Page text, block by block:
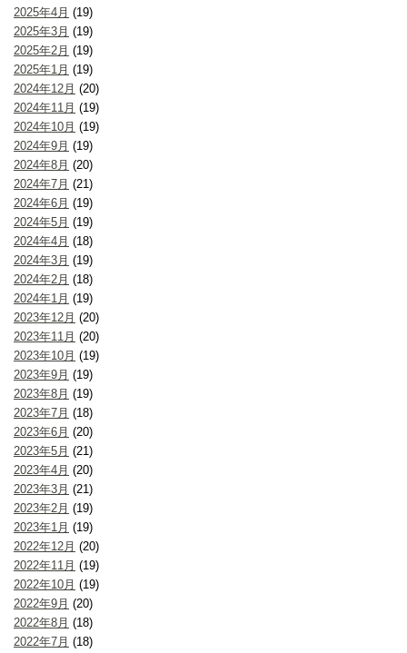
2025年4月 (19)
2025年3月 (19)
2025年2月 (19)
2025年1月 (19)
2024年12月 (20)
2024年11月 (19)
2024年10月 (19)
2024年9月 (19)
2024年8月 (20)
2024年7月 (21)
2024年6月 (19)
2024年5月 (19)
2024年4月 (18)
2024年3月 (19)
2024年2月 (18)
2024年1月 (19)
2023年12月 (20)
2023年11月 (20)
2023年10月 (19)
2023年9月 (19)
2023年8月 (19)
2023年7月 (18)
2023年6月 (20)
2023年5月 (21)
2023年4月 (20)
2023年3月 (21)
2023年2月 (19)
2023年1月 (19)
2022年12月 (20)
2022年11月 (19)
2022年10月 (19)
2022年9月 (20)
2022年8月 (18)
2022年7月 (18)